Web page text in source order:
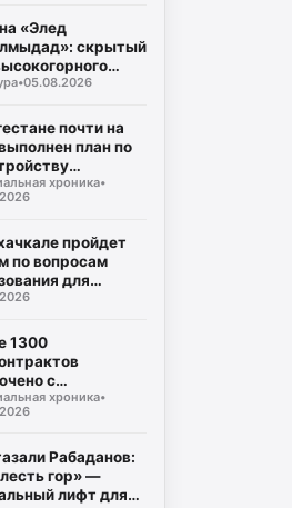
«Элед
скрытый
•05.08.2026
почти на
план по
для сбора
хроника•
пройдет
по вопросам
для
СВО и их
1300
с
СВО и их
в Дагестане
хроника•
Рабаданов:
гор» —
лифт для